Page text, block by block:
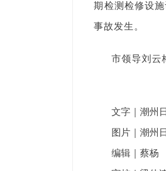
期检测检修设
事故发生。
市领导刘云
文字｜潮州
图片｜潮州
编辑｜蔡杨